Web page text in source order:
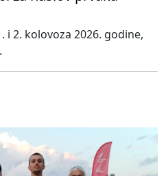
i 2. kolovoza 2026. godine,